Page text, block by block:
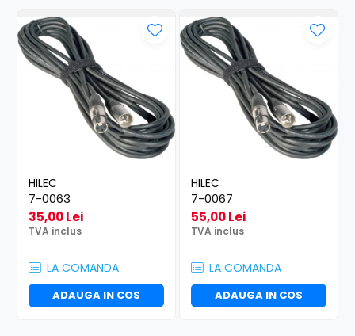
HILEC
7-0063
35,00 Lei
TVA inclus
LA COMANDA
ADAUGA IN COS
HILEC
7-0067
55,00 Lei
TVA inclus
LA COMANDA
ADAUGA IN COS